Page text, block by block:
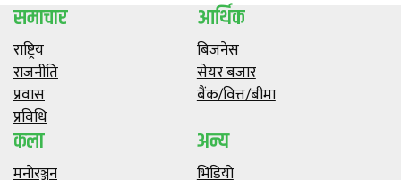
समाचार
राष्ट्रिय
राजनीति
प्रवास
प्रविधि
आर्थिक
बिजनेस
सेयर बजार
बैंक/वित्त/बीमा
कला
मनाेरञ्जन
अन्य
भिडियाे